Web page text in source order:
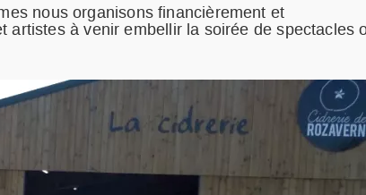
nous organisons financièrement et
à venir embellir la soirée de spectacles